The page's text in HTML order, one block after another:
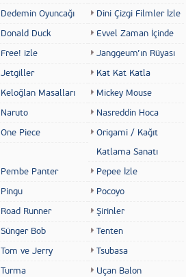
Dedemin Oyuncağı
Dini Çizgi Filmler İzle
Donald Duck
Evvel Zaman İçinde
Free! izle
Janggeum’ın Rüyası
Jetgiller
Kat Kat Katla
Keloğlan Masalları
Mickey Mouse
Naruto
Nasreddin Hoca
One Piece
Origami / Kağıt
Katlama Sanatı
Pembe Panter
Pepee İzle
Pingu
Pocoyo
Road Runner
Şirinler
Sünger Bob
Tenten
Tom ve Jerry
Tsubasa
Turma
Uçan Balon